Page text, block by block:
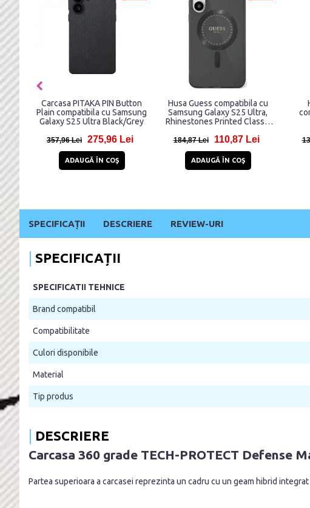
Carcasa Ringke Fusion
compatibila cu Samsung
Galaxy S25 Ultra Clear
73,99 Lei 50,99 Lei
ADAUGĂ ÎN COŞ
Husa Clear View compatibila
cu Samsung Galaxy S25 Ultra
Pink
22,99 Lei 12,99 Lei
ADAUGĂ ÎN COŞ
SPECIFICAȚII DESCRIERE REVIEW-URI
SPECIFICAȚII
SPECIFICATII TEHNICE
Brand compatibil
Compatibilitate
Culori disponibile
Material
Tip produs
DESCRIERE
Carcasa 360 grade TECH-PROTECT Defense
Partea superioara a carcasei reprezinta un cadru cu un geam hibrid